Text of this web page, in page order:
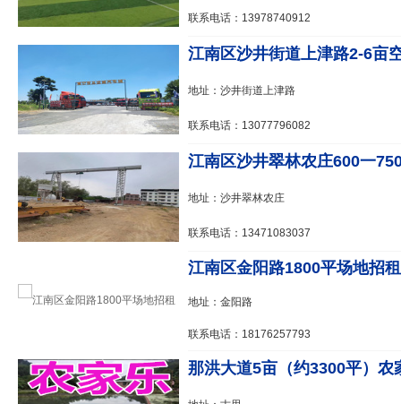
联系电话：13978740912
江南区沙井街道上津路2-6亩
地址：沙井街道上津路
联系电话：13077796082
江南区沙井翠林农庄600一
地址：沙井翠林农庄
联系电话：13471083037
江南区金阳路1800平场地招租
地址：金阳路
联系电话：18176257793
那洪大道5亩（约3300平）农